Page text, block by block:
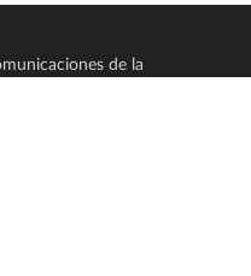
de la